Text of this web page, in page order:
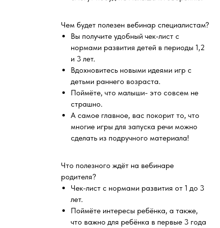
Чем будет полезен вебинар специалистам?
Вы получите удобный чек-лист с
нормами развития детей в периоды 1,2
и 3 лет.
Вдохновитесь новыми идеями игр с
детьми раннего возраста.
Поймёте, что малыши- это совсем не
страшно.
А самое главное, вас покорит то, что
многие игры для запуска речи можно
сделать из подручного материала!
Что полезного ждёт на вебинаре
родителя?
Чек-лист с нормами развития от 1 до 3
лет.
Поймёте интересы ребёнка, а также,
что важно для ребёнка в первые 3 года